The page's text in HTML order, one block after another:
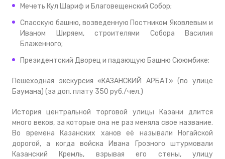
Мечеть Кул Шариф и Благовещенский Собор;
Спасскую башню, возведенную Постником Яковлевым и
Иваном Ширяем, строителями Собора Василия
Блаженного;
Президентский Дворец и падающую Башню Сююмбике;
Пешеходная экскурсия «КАЗАНСКИЙ АРБАТ» (по улице
Баумана) (за доп. плату 350 руб./чел.)
История центральной торговой улицы Казани длится
много веков, за которые она не раз меняла свое название.
Во времена Казанских ханов её называли Ногайской
дорогой, а когда войска Ивана Грозного штурмовали
Казанский Кремль, взрывая его стены, улицу